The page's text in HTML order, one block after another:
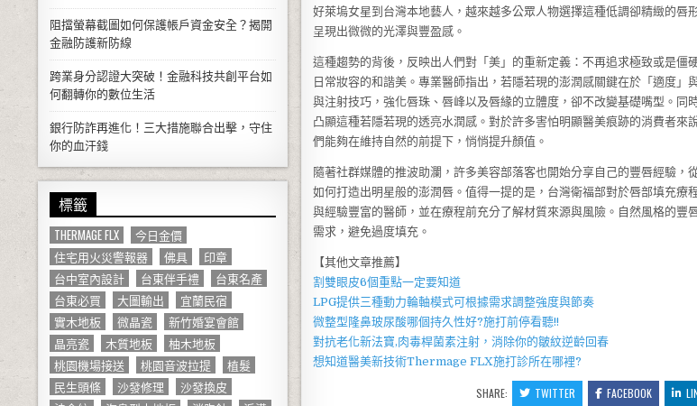
好萊塢女星到台灣本地藝人，越來越多公眾人物選擇這種低調卻精緻的唇
呈現出微微的光澤與豐盈感。
這種趨勢的背後，反映出人們對「美」的重新定義：不再追求極致或是僵
日常妝容的和諧美。專業醫師指出，若隱若現的澎潤感關鍵在於「適度」
與注射技巧，強化唇珠、唇峰以及唇緣的立體度，卻不改變基礎嘴型。同
凸顯這種若隱若現的透亮水潤感。對於許多害怕明顯醫美痕跡的消費者來
們能夠在維持自然的前提下，悄悄提升顏值。
隨著社群媒體的推波助瀾，許多美容部落客也開始分享自己的豐唇經驗，
如何打造出明星般的澎潤唇。值得一提的是，台灣衛福部對於唇部填充療
與經驗豐富的醫師，並在療程前充分了解材質來源與風險。自然風格的豐
需求，避免過度填充。
【其他文章推薦】
割雙眼皮6個重點一定要知道
LPG提供三種動力輪軸模式可根據需求調整強度與節奏
微整型隆鼻玻尿酸哪個持久性好?施打前停看聽!!
對抗老化新法寶,肉毒桿菌素注射，消除你的皺紋逆齡回春
想知道醫美新技術Thermage FLX施打診所在哪裡?
SHARE: TWITTER FACEBOOK
阻擋螢幕截圖如何保護帳戶資金安全？揭開
金融防護新防線
跨業身分認證大突破！金融科技共創平台如
何翻轉你的數位生活
銀行防詐再進化！三大措施聯合出擊，守住
你的血汗錢
標籤
THERMAGE FLX
今日金價
住宅用火災警報器
佛具
印章
台中室內設計
台東伴手禮
台東名產
台東必買
大圖輸出
宜蘭民宿
實木地板
微晶瓷
新竹婚宴會館
晶亮瓷
木質地板
柚木地板
桃園機場接送
桃園音波拉提
植髮
民生頭條
沙發修理
沙發換皮